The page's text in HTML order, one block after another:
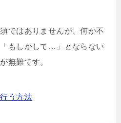
ではありませんが、何か不
もしかして…」とならない
無難です。
う方法